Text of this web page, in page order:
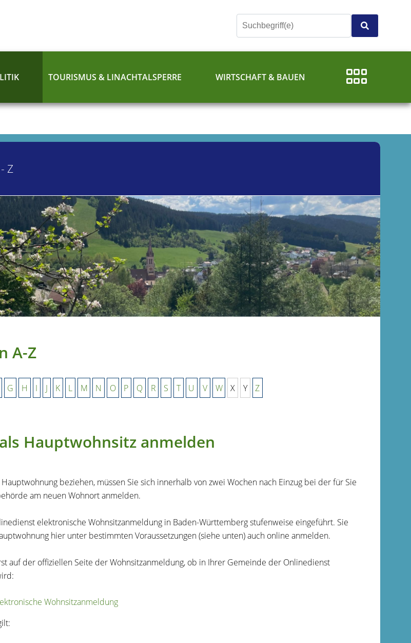
TOURISMUS & LINACHTALSPERRE WIRTSCHAFT & BAUEN
Z
A-Z
G H I J K L M N O P Q R S T U V W X Y Z
Hauptwohnsitz anmelden
beziehen, müssen Sie sich innerhalb von zwei Wochen nach Einzug bei der für Sie
am neuen Wohnort anmelden.
elektronische Wohnsitzanmeldung in Baden-Württemberg stufenweise eingeführt. Sie
hier unter bestimmten Voraussetzungen (siehe unten) auch online anmelden.
auf der offiziellen Seite der Wohnsitzanmeldung, ob in Ihrer Gemeinde der Onlinedienst
Wohnsitzanmeldung